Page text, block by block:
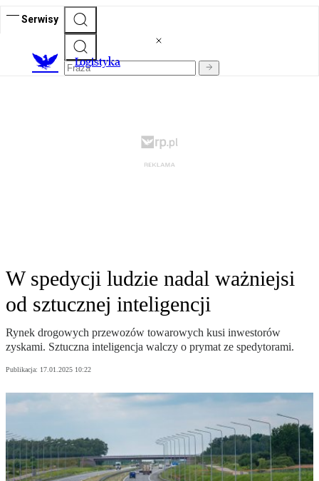
Serwisy
Logistyka
W spedycji ludzie nadal ważniejsi
od sztucznej inteligencji
Rynek drogowych przewozów towarowych kusi inwestorów
zyskami. Sztuczna inteligencja walczy o prymat ze spedytorami.
Publikacja: 17.01.2025 10:22